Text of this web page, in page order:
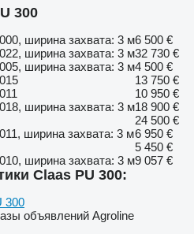
300
ширина захвата: 3 м6 500 €
ширина захвата: 3 м32 730 €
ширина захвата: 3 м4 500 €
13 750 €
10 950 €
ширина захвата: 3 м18 900 €
24 500 €
ширина захвата: 3 м6 950 €
5 450 €
ширина захвата: 3 м9 057 €
Claas PU 300:
300
объявлений Agroline